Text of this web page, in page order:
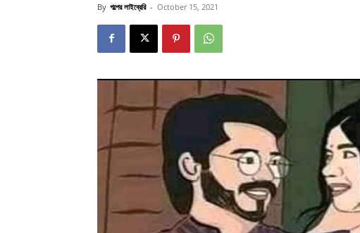
By গল্পের লাইব্রেরি - October 15, 2021